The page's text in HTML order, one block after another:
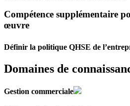
Compétence supplémentaire
œuvre
Définir la politique QHSE de
Domaines de
Gestion commerciale